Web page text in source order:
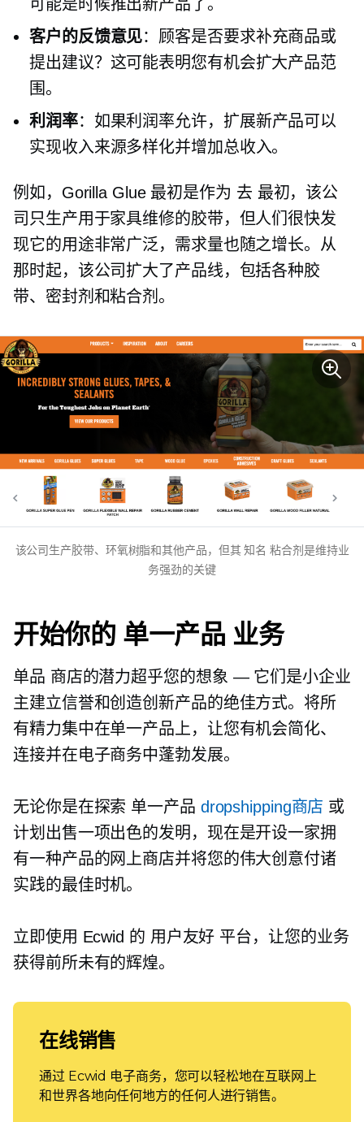
可能是时候推出新产品了。
客户的反馈意见：顾客是否要求补充商品或
提出建议？这可能表明您有机会扩大产品范
围。
利润率：如果利润率允许，扩展新产品可以
实现收入来源多样化并增加总收入。
例如，Gorilla Glue 最初是作为 去 最初，该公
司只生产用于家具维修的胶带，但人们很快发
现它的用途非常广泛，需求量也随之增长。从
那时起，该公司扩大了产品线，包括各种胶
带、密封剂和粘合剂。
该公司生产胶带、环氧树脂和其他产品，但其知名 粘合剂是维持业
务强劲的关键
开始你的 单一产品 业务
单品 商店的潜力超乎您的想​​象 — 它们是小企业
主建立信誉和创造创新产品的绝佳方式。将所
有精力集中在单一产品上，让您有机会简化、
连接并在电子商务中蓬勃发展。
无论你是在探索 单一产品 dropshipping商店 或
计划出售一项出色的发明，现在是开设一家拥
有一种产品的网上商店并将您的伟大创意付诸
实践的最佳时机。
立即使用 Ecwid 的 用户友好 平台，让您的业务
获得前所未有的辉煌。
在线销售
通过 Ecwid 电子商务，您可以轻松地在互联网上
和世界各地向任何地方的任何人进行销售。